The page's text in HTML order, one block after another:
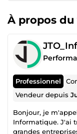
À propos
Professionnel
Vendeur depuis
Bonjour, je
Informatique. J'ai
grandes